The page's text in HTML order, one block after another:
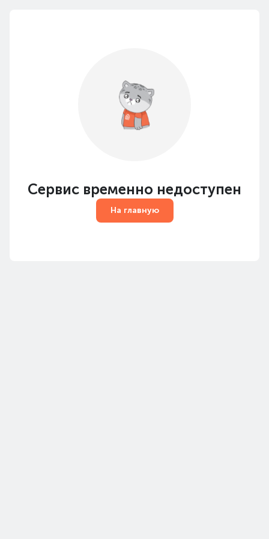
Сервис временно недоступен
На главную